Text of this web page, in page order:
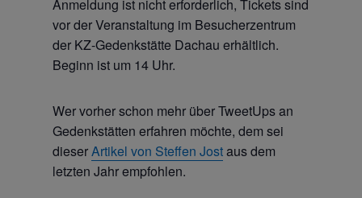
Anmeldung ist nicht erforderlich, Tickets sind
vor der Veranstaltung im Besucherzentrum
der KZ-Gedenkstätte Dachau erhältlich.
Beginn ist um 14 Uhr.
Wer vorher schon mehr über TweetUps an
Gedenkstätten erfahren möchte, dem sei
dieserArtikel von Steffen Jostaus dem
letzten Jahr empfohlen.